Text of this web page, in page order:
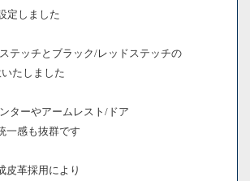
定しました
テッチとブラック/レッドステッチの
たしました
ターやアームレスト/ドア
一感も抜群です
皮革採用により